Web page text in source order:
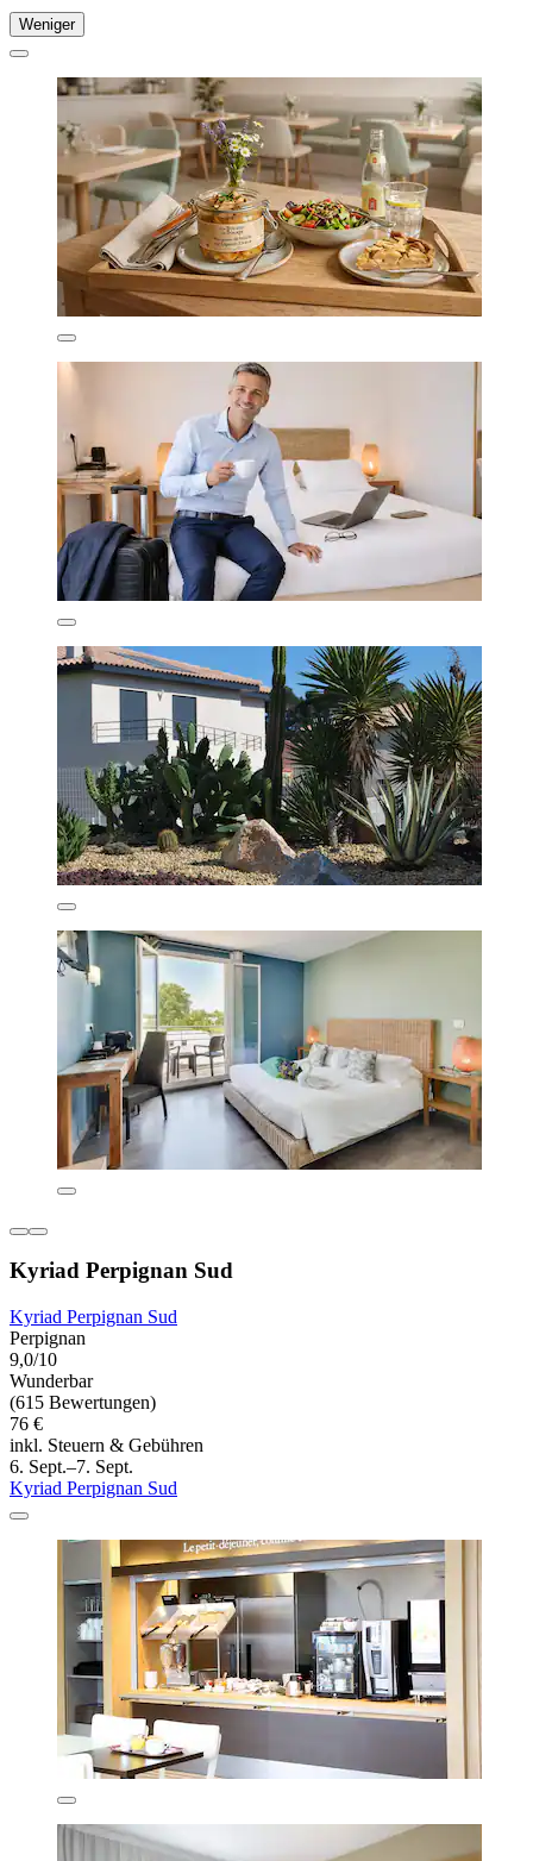
Weniger
Kyriad Perpignan Sud
Kyriad Perpignan Sud
Perpignan
9,0/10
Wunderbar
(615 Bewertungen)
76 €
inkl. Steuern & Gebühren
6. Sept.–7. Sept.
Kyriad Perpignan Sud